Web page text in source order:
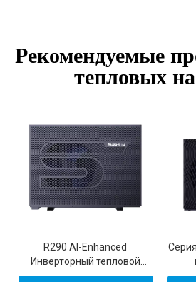
Рекомендуемые
тепловых
R290 Al-Enhanced
Инверторный тепловой
насос для бассейна с